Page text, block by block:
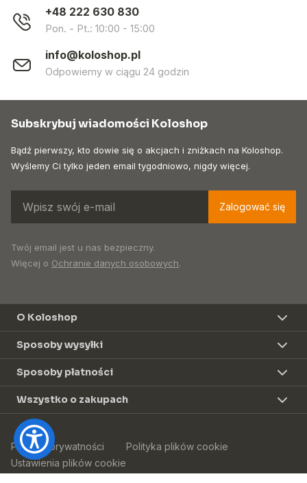
+48 222 630 830
Pon. - Pt.: 10:00 - 15:00
info@koloshop.pl
Odpowiemy w ciągu 24 godzin
Subskrybuj wiadomości Koloshop
Bądź pierwszy, kto dowie się o akcjach i zniżkach na Koloshop.
Wyślemy Ci tylko jeden email tygodniowo, nigdy więcej.
Zalogować się
Twój email jest u nas bezpieczny.
Więcej o Ochranie danych osobowych.
O Koloshop
Sposoby wysyłki
Sposoby płatności
Wszystko o zakupach
Polityka prywatności
Polityka plików cookie
Ustawienia plików cookie